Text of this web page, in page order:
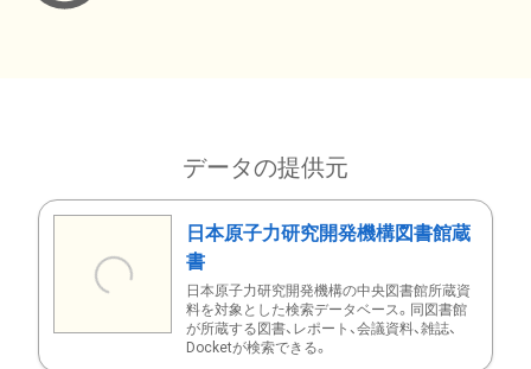
データの提供元
日本原子力研究開発機構図書館蔵
書
日本原子力研究開発機構の中央図書館所蔵資
料を対象とした検索データベース。同図書館
が所蔵する図書、レポート、会議資料、雑誌、
Docketが検索できる。